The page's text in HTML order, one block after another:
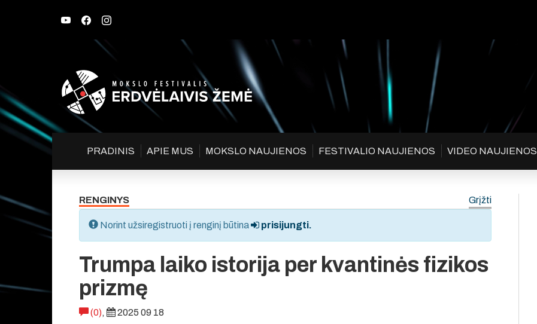
PRADINIS APIE MUS MOKSLO NAUJIENOS FESTIVALIO NAUJIENOS VIDEO NAUJIENOS
RENGINYS Grįžti
Norint užsiregistruoti į renginį būtina prisijungti.
Trumpa laiko istorija per kvantinės fizikos
prizmę
(0), 2025 09 18